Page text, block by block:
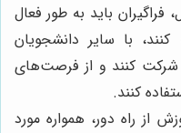
فراگیران باید به طور فعال
با سایر دانشجویان
شرکت کنند و از فرصت‌های
کنند.
از راه دور، همواره مورد